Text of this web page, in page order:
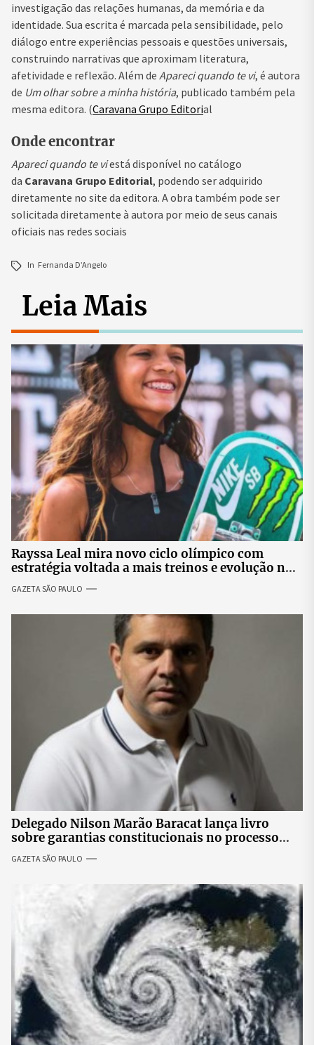
investigação das relações humanas, da memória e da
identidade. Sua escrita é marcada pela sensibilidade, pelo
diálogo entre experiências pessoais e questões universais,
construindo narrativas que aproximam literatura,
afetividade e reflexão. Além de Apareci quando te vi, é autora
de Um olhar sobre a minha história, publicado também pela
mesma editora. (Caravana Grupo Editorial
Onde encontrar
Apareci quando te viestá disponível no catálogo
da Caravana Grupo Editorial, podendo ser adquirido
diretamente no site da editora. A obra também pode ser
solicitada diretamente à autora por meio de seus canais
oficiais nas redes sociais
In Fernanda D’Angelo
Leia Mais
Rayssa Leal mira novo ciclo olímpico com
estratégia voltada a mais treinos e evolução no
GAZETA SÃO PAULO
Delegado Nilson Marão Baracat lança livro
sobre garantias constitucionais no processo
penal brasileiro
GAZETA SÃO PAULO